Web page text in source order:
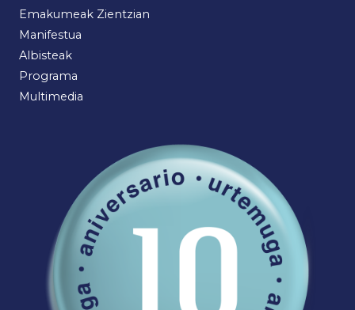
Emakumeak Zientzian
Manifestua
Albisteak
Programa
Multimedia